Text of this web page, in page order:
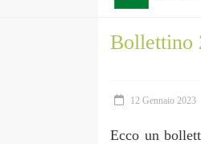
Bollettino
12 Gennaio 2023
Ecco un